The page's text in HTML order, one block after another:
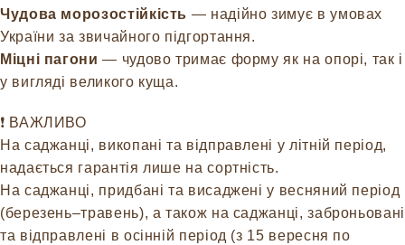
Чудова морозостійкість — надійно зимує в умовах
України за звичайного підгортання.
Міцні пагони — чудово тримає форму як на опорі, так і
у вигляді великого куща.
❗️ ВАЖЛИВО
На саджанці, викопані та відправлені у літній період,
надається гарантія лише на сортність.
На саджанці, придбані та висаджені у весняний період
(березень–травень), а також на саджанці, заброньовані
та відправлені в осінній період (з 15 вересня по